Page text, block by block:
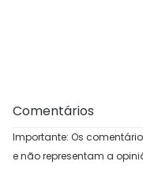
Comentários
Importante: Os
e não representam a